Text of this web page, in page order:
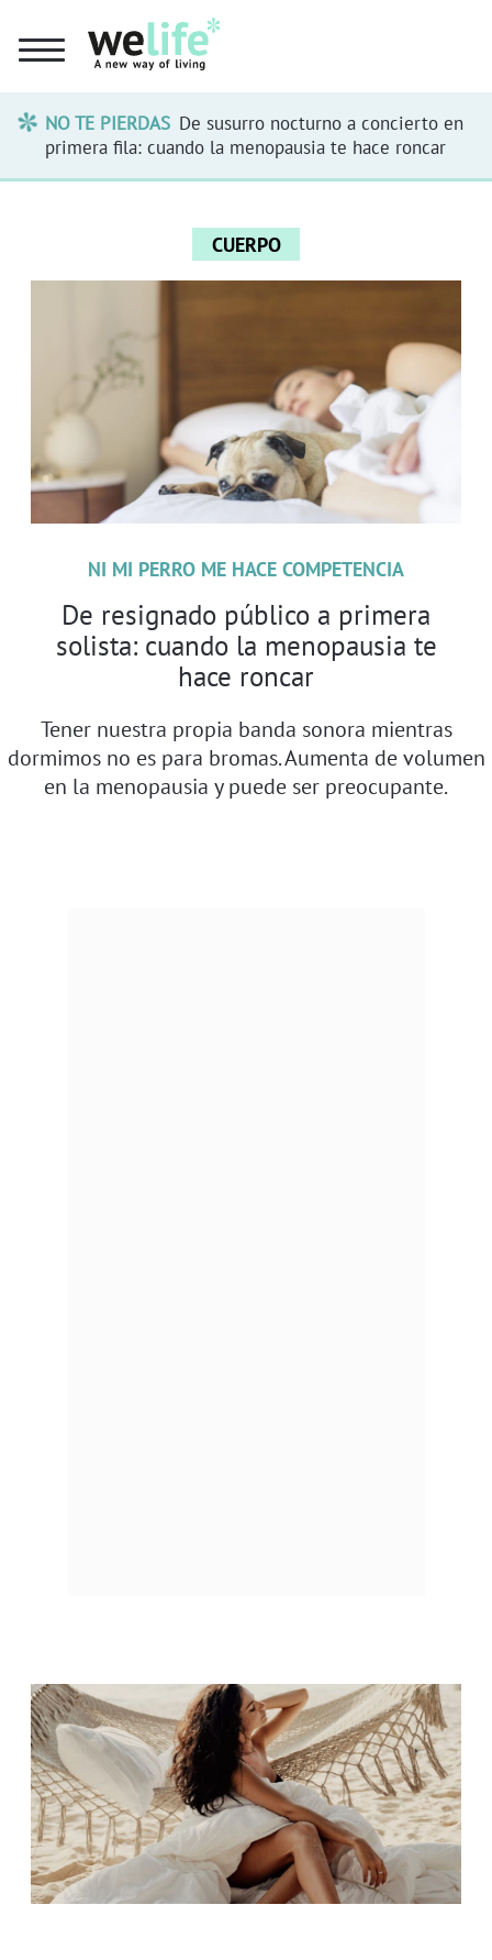
NO TE PIERDAS De susurro nocturno a concierto en
primera fila: cuando la menopausia te hace roncar
CUERPO
NI MI PERRO ME HACE COMPETENCIA
De resignado público a primera
solista: cuando la menopausia te
hace roncar
Tener nuestra propia banda sonora mientras
dormimos no es para bromas. Aumenta de volumen
en la menopausia y puede ser preocupante.